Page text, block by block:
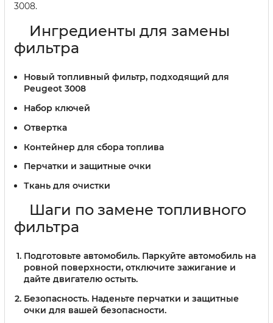
3008.
Ингредиенты для замены
фильтра
Новый топливный фильтр, подходящий для
Peugeot 3008
Набор ключей
Отвертка
Контейнер для сбора топлива
Перчатки и защитные очки
Ткань для очистки
Шаги по замене топливного
фильтра
Подготовьте автомобиль. Паркуйте автомобиль на
ровной поверхности, отключите зажигание и
дайте двигателю остыть.
Безопасность. Наденьте перчатки и защитные
очки для вашей безопасности.